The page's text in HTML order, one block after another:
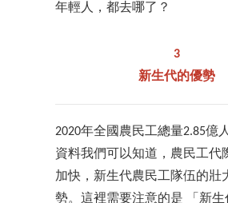
年輕人，都去哪了？
3
新生代的優勢
2020年全國農民工總量2.85億
資料我們可以知道，農民工代
加快，新生代農民工隊伍的壯
勢。這裡需要注意的是 「新生